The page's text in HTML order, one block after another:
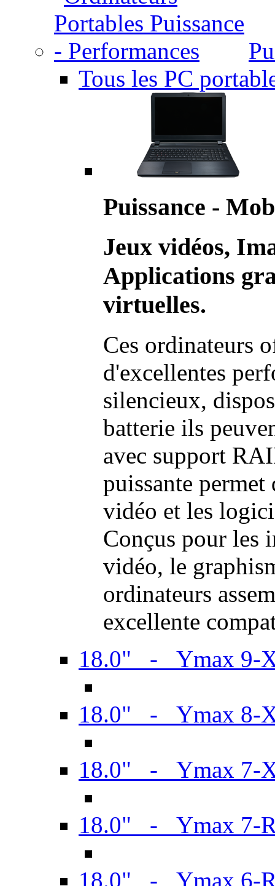
Tous les PC
Puissance -
Jeux vidéos,
Applications
virtuelles.
Ces ordinateurs
d'excellentes
silencieux,
batterie ils
avec support
puissante permet
vidéo et les
Conçus pour les
vidéo, le
ordinateurs
excellente
18.0" - Ymax 9-
18.0" - Ymax 8-
18.0" - Ymax 7-
18.0" - Ymax 7-
18.0" - Ymax 6-